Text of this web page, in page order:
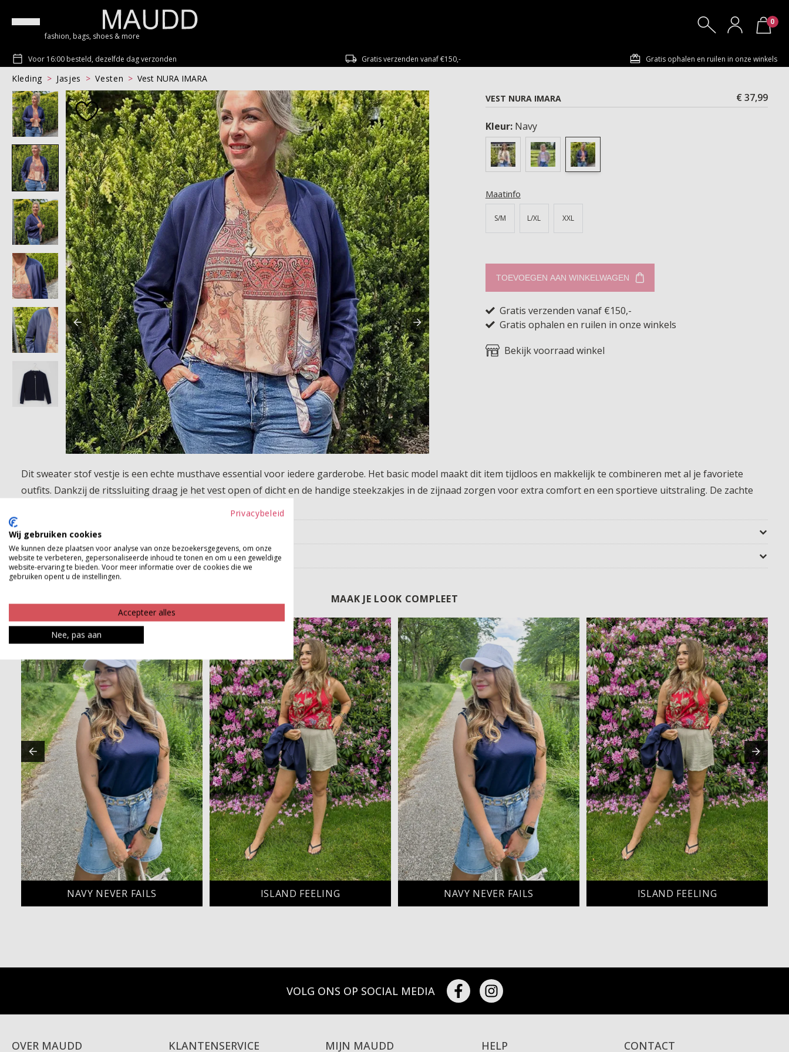
fashion, bags, shoes & more
0
Voor 16:00 besteld, dezelfde dag verzonden Gratis verzenden vanaf €150,- Gratis ophalen en ruilen in onze winkels
Kleding Jasjes Vesten
Vest NURA IMARA
VEST NURA IMARA
€ 37,99
Kleur: Navy
Maatinfo
S/M L/XL XXL
TOEVOEGEN AAN WINKELWAGEN
Gratis verzenden vanaf €150,-
Gratis ophalen en ruilen in onze winkels
Bekijk voorraad winkel
Dit sweater stof vestje is een echte musthave essential voor iedere garderobe. Het basic model maakt dit item tijdloos en makkelijk te combineren met al je favoriete
outfits. Dankzij de ritssluiting draag je het vest open of dicht en de handige steekzakjes in de zijnaad zorgen voor extra comfort en een sportieve uitstraling. De zachte
stof draagt heerlijk en maakt dit vest perfect voor iedere dag.
Product kenmerken
Betaalinformatie
MAAK JE LOOK COMPLEET
NAVY NEVER FAILS ISLAND FEELING NAVY NEVER FAILS ISLAND FEELING
VOLG ONS OP SOCIAL MEDIA
OVER MAUDD KLANTENSERVICE MIJN MAUDD HELP CONTACT
Privacybeleid
Wij gebruiken cookies
We kunnen deze plaatsen voor analyse van onze bezoekersgegevens, om onze
website te verbeteren, gepersonaliseerde inhoud te tonen en om u een geweldige
website-ervaring te bieden. Voor meer informatie over de cookies die we
gebruiken opent u de instellingen.
Accepteer alles
Nee, pas aan